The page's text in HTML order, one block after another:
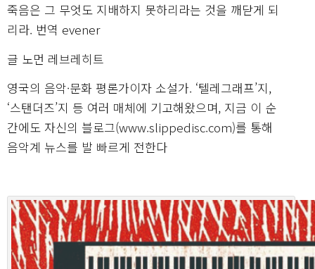
죽음은 그 무엇도 지배하지 못하리라는 것을 깨닫게 되
리라. 번역 evener
글 노먼 레브레히트
영국의 음악·문화 평론가이자 소설가. ‘텔레그래프’지,
‘스탠더즈’지 등 여러 매체에 기고해왔으며, 지금 이 순
간에도 자신의 블로그(www.slippedisc.com)를 통해
음악계 뉴스를 발 빠르게 전한다